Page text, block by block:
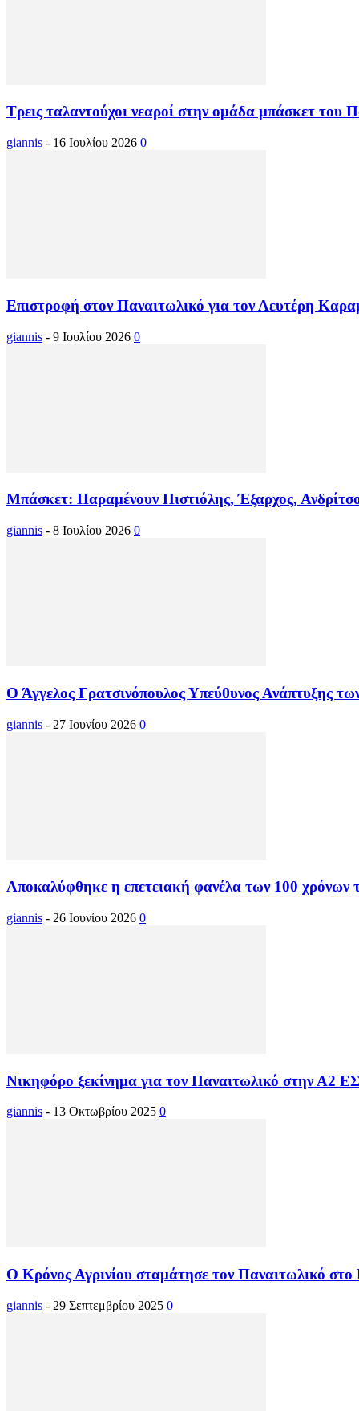
Τρεις ταλαντούχοι νεαροί στην ομάδα μπάσκετ του
giannis - 16 Ιουλίου 2026 0
Επιστροφή στον Παναιτωλικό για τον Λευτέρη
giannis - 9 Ιουλίου 2026 0
Μπάσκετ: Παραμένουν Πιστιόλης, Έξαρχος,
giannis - 8 Ιουλίου 2026 0
Ο Άγγελος Γρατσινόπουλος Υπεύθυνος Ανάπτυξης
giannis - 27 Ιουνίου 2026 0
Αποκαλύφθηκε η επετειακή φανέλα των 100
giannis - 26 Ιουνίου 2026 0
Νικηφόρο ξεκίνημα για τον Παναιτωλικό στην Α2
giannis - 13 Οκτωβρίου 2025 0
Ο Κρόνος Αγρινίου σταμάτησε τον Παναιτωλικό
giannis - 29 Σεπτεμβρίου 2025 0